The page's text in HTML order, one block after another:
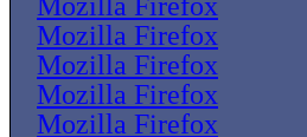
Mozilla Firefox
Mozilla Firefox
Mozilla Firefox
Mozilla Firefox
Mozilla Firefox